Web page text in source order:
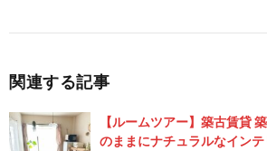
関連する記事
【ルームツアー】築古賃貸
のままにナチュラルなイン